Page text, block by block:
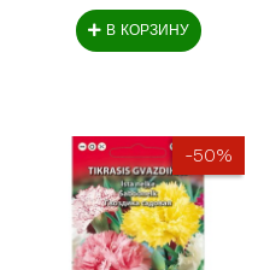
В КОРЗИНУ
-50%